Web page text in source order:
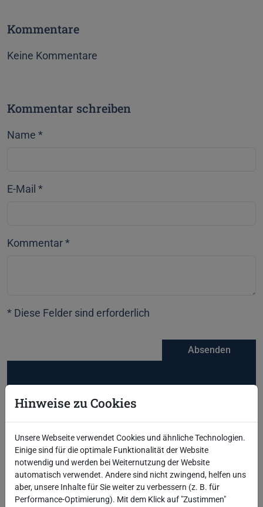
r
y
Kommentare
Keine Kommentare
Kommentar schreiben
Name *
E-Mail *
Kommentar*
* Diese Felder sind erforderlich
Absenden
MERGE und nie wieder ORA-00001? Doch!
Oracle Critical Patch Update Juli 2026
ODA Release 19.31
Critical Security Patch Update Juni 2026
Sicher und einfach joinen mit JOIN TO ONE
Hinweise zu Cookies
Unsere Webseite verwendet Cookies und ähnliche Technologien.
Einige sind für die optimale Funktionalität der Website
notwendig und werden bei Weiternutzung der Website
automatisch verwendet. Andere sind nicht zwingend, helfen uns
aber, unsere Inhalte für Sie weiter zu verbessern (z. B. für
Performance-Optimierung). Mit dem Klick auf "Zustimmen"